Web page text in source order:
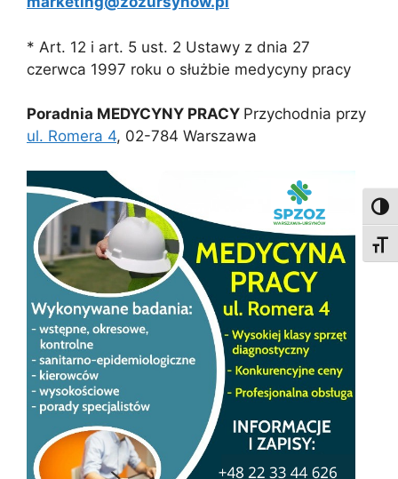
* Art. 12 i art. 5 ust. 2 Ustawy z dnia 27
czerwca 1997 roku o służbie medycyny pracy
Poradnia MEDYCYNY PRACY Przychodnia przy
ul. Romera 4, 02-784 Warszawa